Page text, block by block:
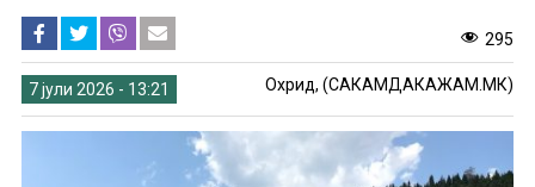
295
7 јули 2026 - 13:21 Охрид, (САКАМДАКАЖАМ.МК)